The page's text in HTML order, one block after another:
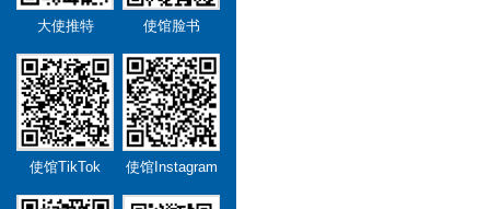
大使推特 使馆脸书
使馆TikTok 使馆Instagram